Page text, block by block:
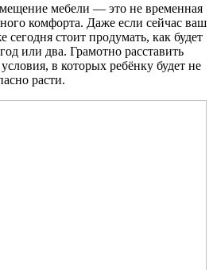
мебели — это не временная
комфорта. Даже если сейчас ваш
сегодня стоит продумать, как будет
или два. Грамотно расставить
в которых ребёнку будет не
расти.